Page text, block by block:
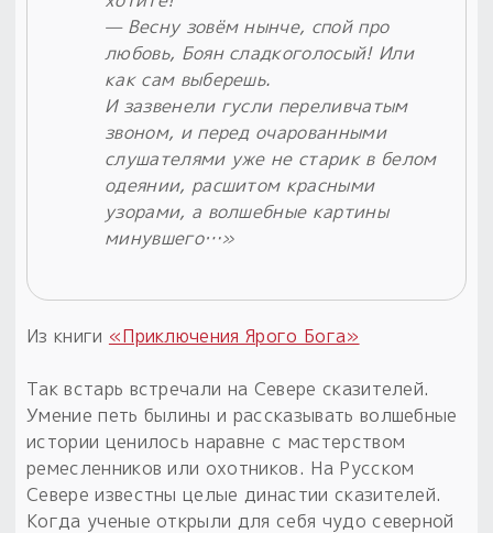
— Весну зовём нынче, спой про
любовь, Боян сладкоголосый! Или
как сам выберешь.
И зазвенели гусли переливчатым
звоном, и перед очарованными
слушателями уже не старик в белом
одеянии, расшитом красными
узорами, а волшебные картины
минувшего…»
Из книги «Приключения Ярого Бога»
Так встарь встречали на Севере сказителей.
Умение петь былины и рассказывать волшебные
истории ценилось наравне с мастерством
ремесленников или охотников. На Русском
Севере известны целые династии сказителей.
Когда ученые открыли для себя чудо северной